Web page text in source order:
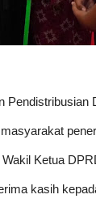
Ketua
kasih